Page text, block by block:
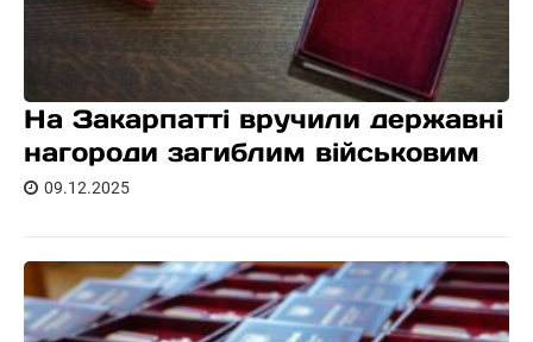
На Закарпатті вручили державні
нагороди загиблим військовим
09.12.2025